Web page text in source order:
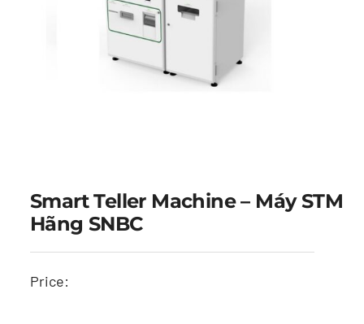
Smart Teller Machine – Máy STM
Hãng SNBC
Price: